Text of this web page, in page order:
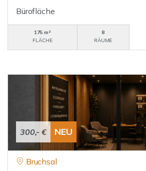
Bürofläche
175 m²
FLÄCHE
8
RÄUME
300,- € NEU
Bruchsal